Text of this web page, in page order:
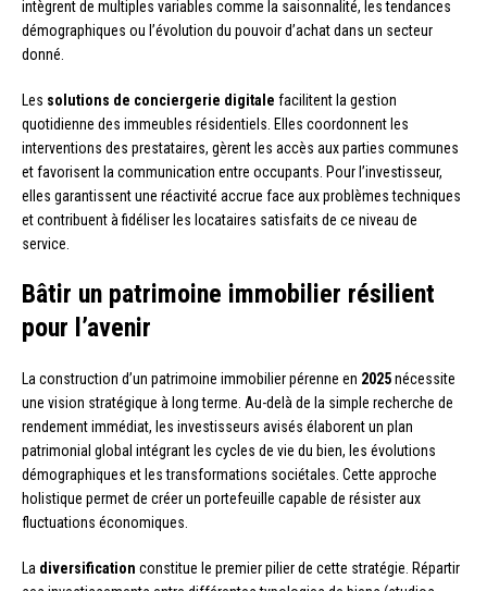
intègrent de multiples variables comme la saisonnalité, les tendances
démographiques ou l’évolution du pouvoir d’achat dans un secteur
donné.
Les solutions de conciergerie digitale facilitent la gestion
quotidienne des immeubles résidentiels. Elles coordonnent les
interventions des prestataires, gèrent les accès aux parties communes
et favorisent la communication entre occupants. Pour l’investisseur,
elles garantissent une réactivité accrue face aux problèmes techniques
et contribuent à fidéliser les locataires satisfaits de ce niveau de
service.
Bâtir un patrimoine immobilier résilient
pour l’avenir
La construction d’un patrimoine immobilier pérenne en 2025nécessite
une vision stratégique à long terme. Au-delà de la simple recherche de
rendement immédiat, les investisseurs avisés élaborent un plan
patrimonial global intégrant les cycles de vie du bien, les évolutions
démographiques et les transformations sociétales. Cette approche
holistique permet de créer un portefeuille capable de résister aux
fluctuations économiques.
La diversification constitue le premier pilier de cette stratégie. Répartir